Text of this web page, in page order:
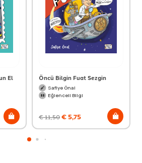
El
Öncü Bilgin Fuat Sezgin
Safiye Önal
Eğlenceli Bilgi
€11,50€5,75